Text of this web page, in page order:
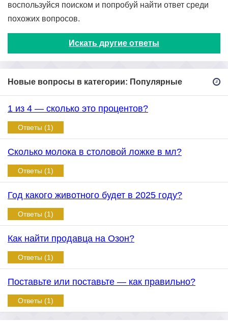
воспользуйся поиском и попробуй найти ответ среди
похожих вопросов.
Искать другие ответы
Новые вопросы в категории: Популярные
1 из 4 — сколько это процентов?
Ответы (1)
Сколько молока в столовой ложке в мл?
Ответы (1)
Год какого животного будет в 2025 году?
Ответы (1)
Как найти продавца на Озон?
Ответы (1)
Поставьте или поставьте — как правильно?
Ответы (1)